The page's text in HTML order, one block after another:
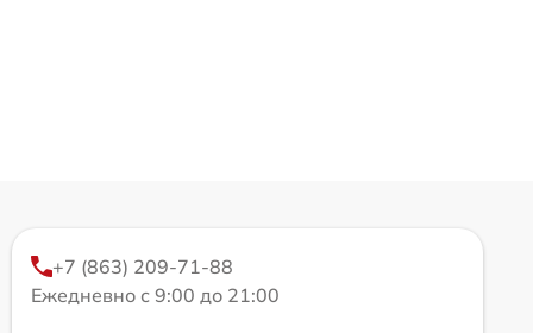
+7 (863) 209-71-88
Ежедневно с 9:00 до 21:00